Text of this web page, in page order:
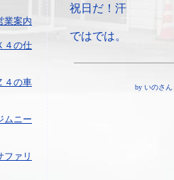
案内
の仕
の車
ニー
ァリ
祝日だ！汗
ではでは。
by いのさん